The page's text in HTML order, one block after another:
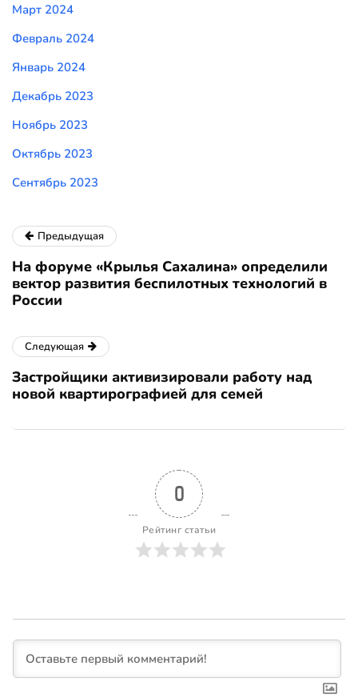
Март 2024
Февраль 2024
Январь 2024
Декабрь 2023
Ноябрь 2023
Октябрь 2023
Сентябрь 2023
Предыдущая
На форуме «Крылья Сахалина» определили
вектор развития беспилотных технологий в
России
Следующая
Застройщики активизировали работу над
новой квартирографией для семей
0
Рейтинг статьи